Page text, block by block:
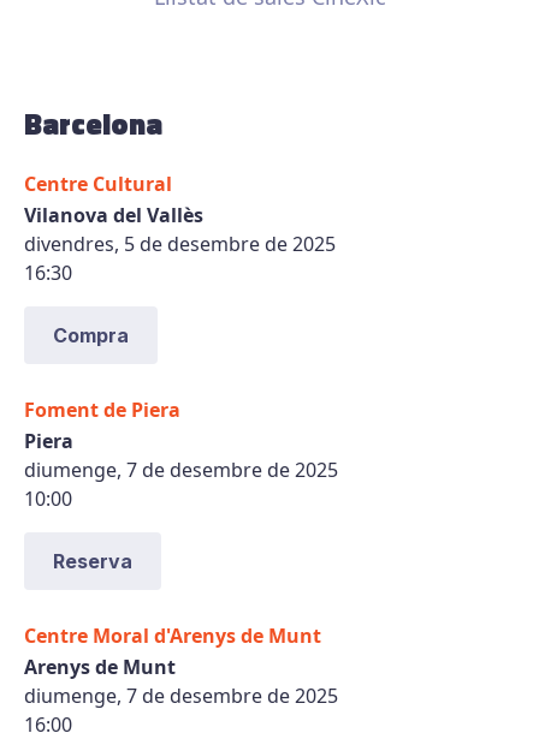
Barcelona
Centre Cultural
Vilanova del Vallès
divendres, 5 de desembre de 2025
16:30
Compra
Foment de Piera
Piera
diumenge, 7 de desembre de 2025
10:00
Reserva
Centre Moral d'Arenys de Munt
Arenys de Munt
diumenge, 7 de desembre de 2025
16:00